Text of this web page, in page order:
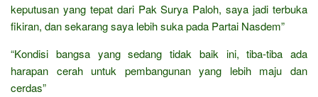
keputusan yang tepat dari Pak Surya Paloh, saya jadi terbuka
fikiran, dan sekarang saya lebih suka pada Partai Nasdem”
“Kondisi bangsa yang sedang tidak baik ini, tiba-tiba ada
harapan cerah untuk pembangunan yang lebih maju dan
cerdas”